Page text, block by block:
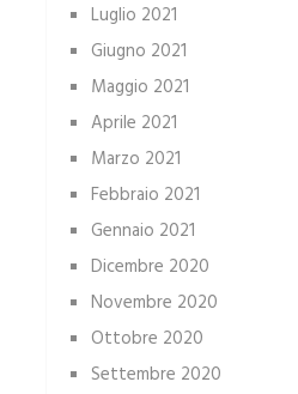
Luglio 2021
Giugno 2021
Maggio 2021
Aprile 2021
Marzo 2021
Febbraio 2021
Gennaio 2021
Dicembre 2020
Novembre 2020
Ottobre 2020
Settembre 2020